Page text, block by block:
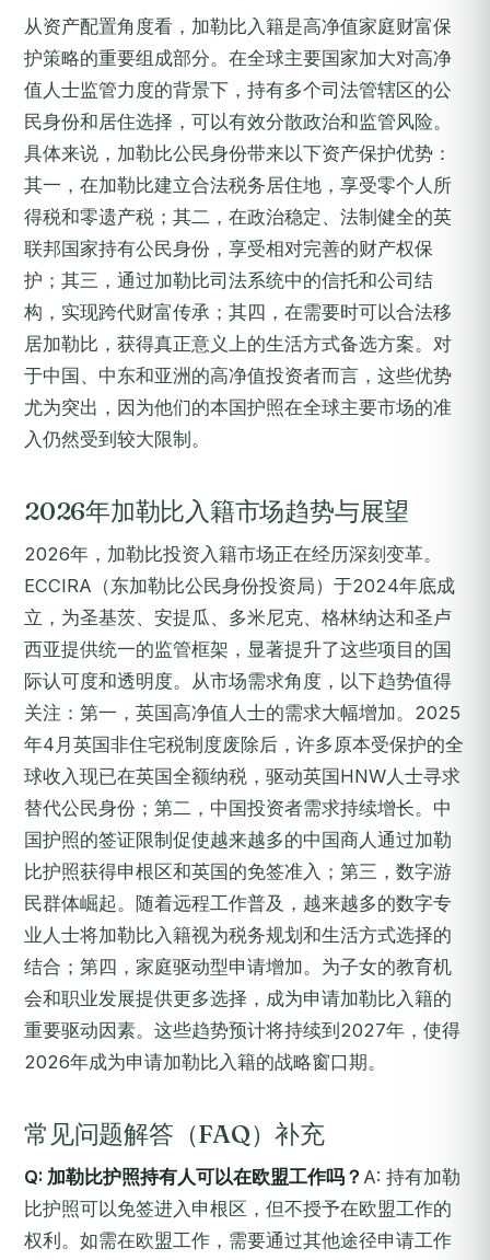
从资产配置角度看，加勒比入籍是高净值家庭财富保
护策略的重要组成部分。在全球主要国家加大对高净
值人士监管力度的背景下，持有多个司法管辖区的公
民身份和居住选择，可以有效分散政治和监管风险。
具体来说，加勒比公民身份带来以下资产保护优势：
其一，在加勒比建立合法税务居住地，享受零个人所
得税和零遗产税；其二，在政治稳定、法制健全的英
联邦国家持有公民身份，享受相对完善的财产权保
护；其三，通过加勒比司法系统中的信托和公司结
构，实现跨代财富传承；其四，在需要时可以合法移
居加勒比，获得真正意义上的生活方式备选方案。对
于中国、中东和亚洲的高净值投资者而言，这些优势
尤为突出，因为他们的本国护照在全球主要市场的准
入仍然受到较大限制。
2026年加勒比入籍市场趋势与展望
2026年，加勒比投资入籍市场正在经历深刻变革。
ECCIRA（东加勒比公民身份投资局）于2024年底成
立，为圣基茨、安提瓜、多米尼克、格林纳达和圣卢
西亚提供统一的监管框架，显著提升了这些项目的国
际认可度和透明度。从市场需求角度，以下趋势值得
关注：第一，英国高净值人士的需求大幅增加。2025
年4月英国非住宅税制度废除后，许多原本受保护的全
球收入现已在英国全额纳税，驱动英国HNW人士寻求
替代公民身份；第二，中国投资者需求持续增长。中
国护照的签证限制促使越来越多的中国商人通过加勒
比护照获得申根区和英国的免签准入；第三，数字游
民群体崛起。随着远程工作普及，越来越多的数字专
业人士将加勒比入籍视为税务规划和生活方式选择的
结合；第四，家庭驱动型申请增加。为子女的教育机
会和职业发展提供更多选择，成为申请加勒比入籍的
重要驱动因素。这些趋势预计将持续到2027年，使得
2026年成为申请加勒比入籍的战略窗口期。
常见问题解答（FAQ）补充
Q: 加勒比护照持有人可以在欧盟工作吗？ A: 持有加勒
比护照可以免签进入申根区，但不授予在欧盟工作的
权利。如需在欧盟工作，需要通过其他途径申请工作